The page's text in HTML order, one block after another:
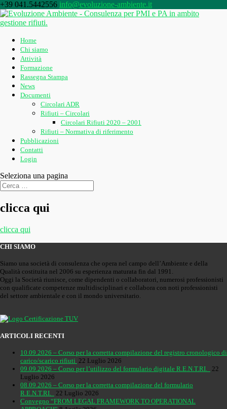
+39 041.5442556 info@evoluzione-ambiente.it
Home
Chi siamo
Attività
Formazione
Rassegna Stampa
News
Documenti
Circolari ADR
Rifiuti – Circolari
Circolari Rifiuti 2020 – 2001
Rifiuti – Normativa di riferimento
Pubblicazioni
Contatti
Login
Seleziona una pagina
clicca qui
clicca qui
CHI SIAMO
Siamo una società di consulenza che opera nel campo dell’Ambiente e della
Qualità costituita nel 2006 su esperienza maturata fin dal 1991.
Oggi la Società riunisce, come dipendenti o collaboratori, numerosi professionisti
con qualificate competenze multidisciplinari e collabora con noti professionisti
del settore ambientale e con il mondo universitario.
ARTICOLI RECENTI
10.09.2026 – Corso per la corretta compilazione del registro cronologico di
carico/scarico rifiuti 22 Luglio 2026
09.09.2026 – Corso per l’utilizzo del formulario digitale R.E.N.T.RI.
22
Luglio 2026
08.09.2026 – Corso per la corretta compilazione del formulario
R.E.N.T.RI.
22 Luglio 2026
Convegno “FROM LEGAL FRAMEWORK TO OPERATIONAL